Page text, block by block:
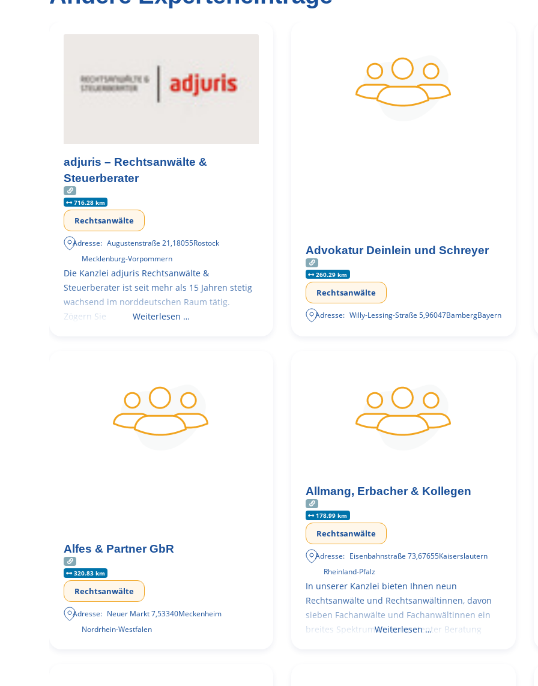
adjuris – Rechtsanwälte &
Steuerberater
716.28 km
Rechtsanwälte
Adresse: Augustenstraße 21,18055Rostock
Mecklenburg-Vorpommern
Die Kanzlei adjuris Rechtsanwälte &
Steuerberater ist seit mehr als 15 Jahren stetig
wachsend im norddeutschen Raum tätig.
Zögern Sie
Weiterlesen …
Advokatur Deinlein und Schreyer
260.29 km
Rechtsanwälte
Adresse: Willy-Lessing-Straße 5,96047BambergBayern
Alfes & Partner GbR
320.83 km
Rechtsanwälte
Adresse: Neuer Markt 7,53340Meckenheim
Nordrhein-Westfalen
Allmang, Erbacher & Kollegen
178.99 km
Rechtsanwälte
Adresse: Eisenbahnstraße 73,67655Kaiserslautern
Rheinland-Pfalz
In unserer Kanzlei bieten Ihnen neun
Rechtsanwälte und Rechtsanwältinnen, davon
sieben Fachanwälte und Fachanwältinnen ein
breites Spektrum an kompetenter Beratung
Weiterlesen …